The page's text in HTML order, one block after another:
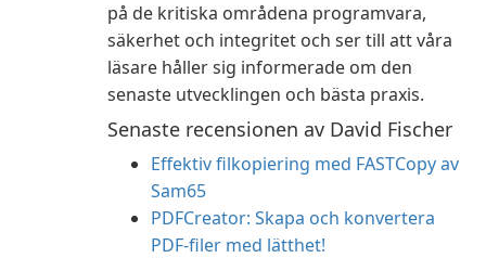
på de kritiska områdena programvara,
säkerhet och integritet och ser till att våra
läsare håller sig informerade om den
senaste utvecklingen och bästa praxis.
Senaste recensionen av David Fischer
Effektiv filkopiering med FASTCopy av
Sam65
PDFCreator: Skapa och konvertera
PDF-filer med lätthet!